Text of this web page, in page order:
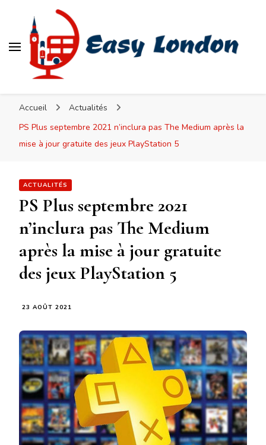
Accueil
Actualités
PS Plus septembre 2021 n’inclura pas The Medium après la
mise à jour gratuite des jeux PlayStation 5
ACTUALITÉS
PS Plus septembre 2021
n’inclura pas The Medium
après la mise à jour gratuite
des jeux PlayStation 5
23 AOÛT 2021